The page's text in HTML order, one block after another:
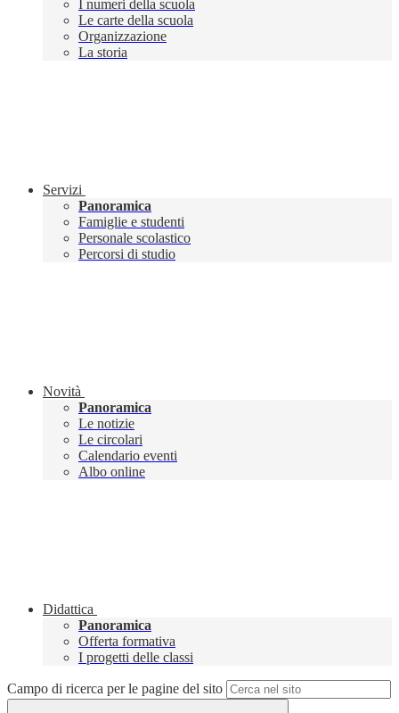
I numeri della scuola
Le carte della scuola
Organizzazione
La storia
Servizi
Panoramica
Famiglie e studenti
Personale scolastico
Percorsi di studio
Novità
Panoramica
Le notizie
Le circolari
Calendario eventi
Albo online
Didattica
Panoramica
Offerta formativa
I progetti delle classi
Campo di ricerca per le pagine del sito